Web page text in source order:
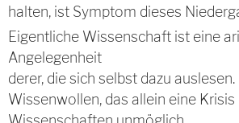
halten, ist Symptom dieses
Eigentliche Wissenschaft ist eine
Angelegenheit
derer, die sich selbst dazu
Wissenwollen, das allein eine Krisis